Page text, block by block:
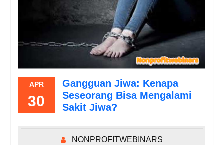
APR
30
Gangguan Jiwa: Kenapa
Seseorang Bisa Mengalami
Sakit Jiwa?
NONPROFITWEBINARS